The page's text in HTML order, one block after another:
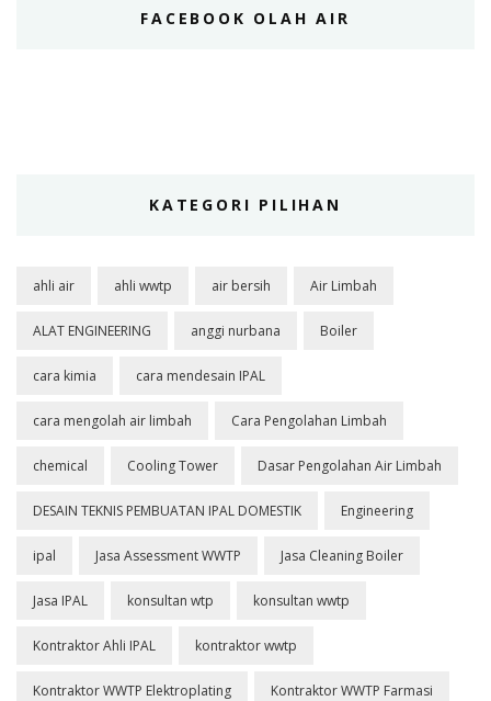
FACEBOOK OLAH AIR
KATEGORI PILIHAN
ahli air ahli wwtp air bersih Air Limbah
ALAT ENGINEERING anggi nurbana Boiler
cara kimia cara mendesain IPAL
cara mengolah air limbah Cara Pengolahan Limbah
chemical Cooling Tower Dasar Pengolahan Air Limbah
DESAIN TEKNIS PEMBUATAN IPAL DOMESTIK Engineering
ipal Jasa Assessment WWTP Jasa Cleaning Boiler
Jasa IPAL konsultan wtp konsultan wwtp
Kontraktor Ahli IPAL kontraktor wwtp
Kontraktor WWTP Elektroplating Kontraktor WWTP Farmasi